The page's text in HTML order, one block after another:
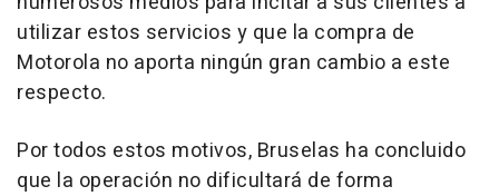
utilizar estos servicios y que la compra de
Motorola no aporta ningún gran cambio a este
respecto.
Por todos estos motivos, Bruselas ha concluido
que la operación no dificultará de forma